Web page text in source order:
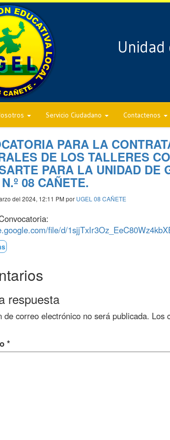
Unidad
Servicio Ciudadano Contactenos
PARA LA
DE LOS TALLERES
PARA LA UNIDAD DE
08 CAÑETE.
del 2024, 12:11 PM por UGEL 08 CAÑETE
file/d/
respuesta
de correo electrónico no será publicada. Los
*